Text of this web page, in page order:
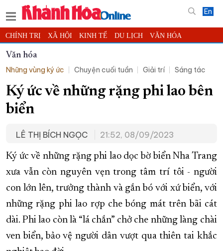
En
CHÍNH TRỊ XÃ HỘI KINH TẾ DU LỊCH VĂN HÓA
THỂ THAO
KHOA HỌC - CÔNG NGHỆ PHÁP LUẬT BẠN ĐỌC PHÓNG SỰ
THẾ GIỚI MULTIMEDIA VIDEO ĐỌC BÁO ONLINE
PODCAST
TRƯỜNG SA BIỂN ĐẢO QUÊ HƯƠNG
CHUNG TAY CẢI CÁCH HÀNH CHÍNH
XÂY DỰNG NÔNG THÔN MỚI LỊCH CẮT ĐIỆN
TÀU - XE - MÁY BAY
KỶ NIỆM 370 NĂM XÂY DỰNG VÀ PHÁT TRIỂN TỈNH KHÁNH HÒA
KHOẢNH KHẮC ĐẸP XỨ TRẦM
XÂY DỰNG KHÁNH HÒA TRỞ THÀNH THÀNH PHỐ TRỰC THUỘC
Văn hóa
Những vùng ký ức
Chuyện cuối tuần Giải trí Sáng tác
Ký ức về những rặng phi lao bên
biển
LÊ THỊ BÍCH NGỌC 21:52, 08/09/2023
Ký ức về những rặng phi lao dọc bờ biển Nha Trang
xưa vẫn còn nguyên vẹn trong tâm trí tôi - người
con lớn lên, trưởng thành và gắn bó với xứ biển, với
những rặng phi lao rợp che bóng mát trên bãi cát
dài. Phi lao còn là “lá chắn” chở che những làng chài
ven biển, bảo vệ người dân vượt qua thiên tai khắc